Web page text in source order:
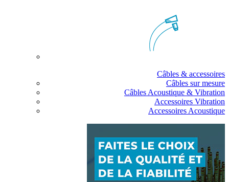
Câbles & accessoires
Câbles sur mesure
Câbles Acoustique & Vibration
Accessoires Vibration
Accessoires Acoustique